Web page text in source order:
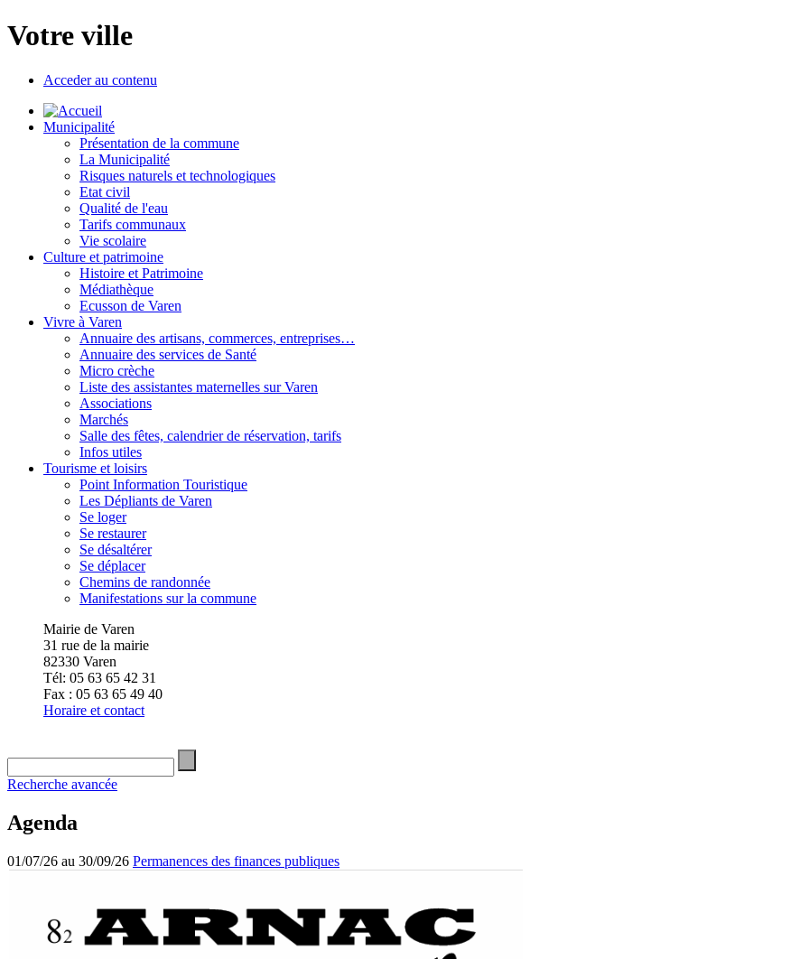
Votre ville
Acceder au contenu
Municipalité
Présentation de la commune
La Municipalité
Risques naturels et technologiques
Etat civil
Qualité de l'eau
Tarifs communaux
Vie scolaire
Culture et patrimoine
Histoire et Patrimoine
Médiathèque
Ecusson de Varen
Vivre à Varen
Annuaire des artisans, commerces, entreprises…
Annuaire des services de Santé
Micro crèche
Liste des assistantes maternelles sur Varen
Associations
Marchés
Salle des fêtes, calendrier de réservation, tarifs
Infos utiles
Tourisme et loisirs
Point Information Touristique
Les Dépliants de Varen
Se loger
Se restaurer
Se désaltérer
Se déplacer
Chemins de randonnée
Manifestations sur la commune
Mairie de Varen
31 rue de la mairie
82330 Varen
Tél: 05 63 65 42 31
Fax : 05 63 65 49 40
Horaire et contact
Recherche avancée
Agenda
01/07/26 au 30/09/26 Permanences des finances publiques